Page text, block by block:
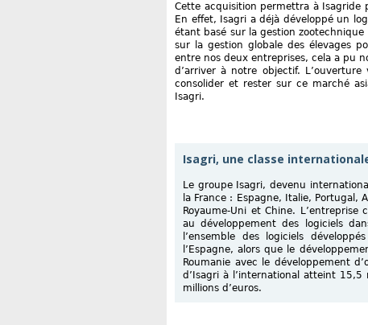
Cette acquisition permettra à Isagride
En effet, Isagri a déjà développé un
étant basé sur la gestion zootechnique
sur la gestion globale des élevages
entre nos deux entreprises, cela a pu
d’arriver à notre objectif.
consolider et rester sur ce marché
Isagri.
Isagri, une classe
Le groupe Isagri, devenu
la France : Espagne, Italie, Portugal,
Royaume-Uni et Chine.
au développement des logiciels
l’ensemble des logiciels
l’Espagne, alors que le
Roumanie avec le développement
d’Isagri à l’international atteint
millions d’euros.